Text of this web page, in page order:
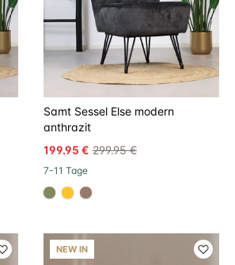
Samt Sessel Else modern
anthrazit
199.95 € 299.95 €
7-11 Tage
#808a5d
#ffc42a
#967b6a
NEW IN